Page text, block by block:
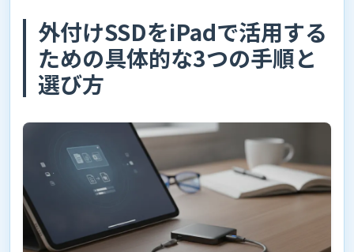
外付けSSDをiPadで活用する
ための具体的な3つの手順と
選び方